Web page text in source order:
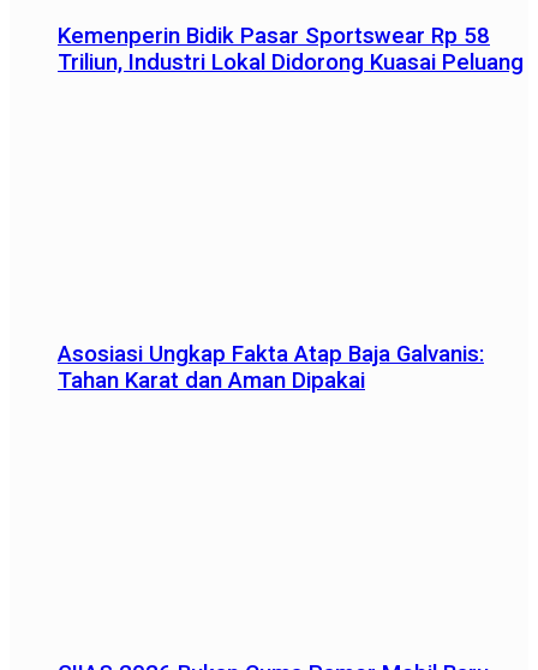
Kemenperin Bidik Pasar Sportswear Rp 58
Triliun, Industri Lokal Didorong Kuasai Peluang
Asosiasi Ungkap Fakta Atap Baja Galvanis:
Tahan Karat dan Aman Dipakai